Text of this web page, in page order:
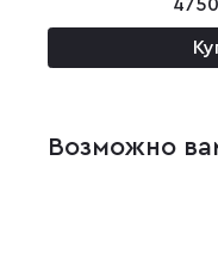
Возможно